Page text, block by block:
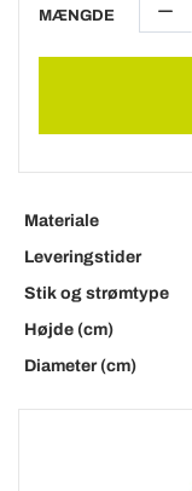
MÆNGDE
Materiale
Leveringstider
Stik og strømtype
Højde (cm)
Diameter (cm)